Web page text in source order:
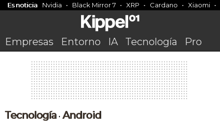
Es noticia Nvidia Black Mirror 7 XRP Cardano Xiaomi
Empresas Entorno IA Tecnología Pro
Tecnología• Android